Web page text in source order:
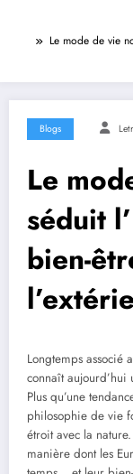
Le mode de vie
Blogs
Le
séduit
bien-
Longtemps associé
connaît aujourd’hui
Plus qu’une
philosophie de vie
étroit avec la
manière dont les